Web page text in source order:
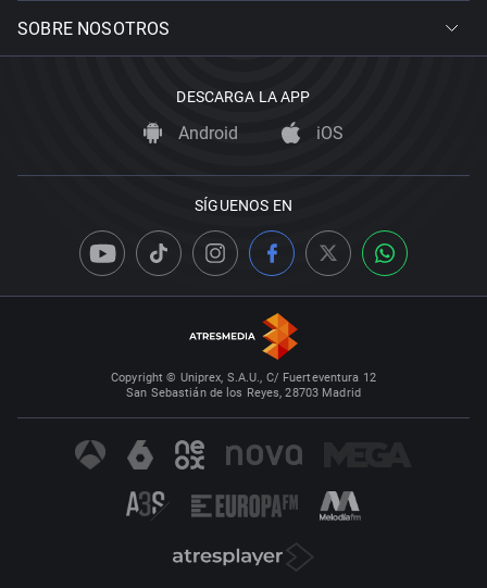
SOBRE NOSOTROS
DESCARGA LA APP
Android iOS
SÍGUENOS EN
Copyright © Uniprex, S.A.U., C/ Fuerteventura 12
San Sebastián de los Reyes, 28703 Madrid